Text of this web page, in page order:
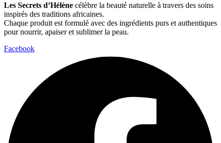
Les Secrets d’Hélène célèbre la beauté naturelle à travers des soins
inspirés des traditions africaines.
Chaque produit est formulé avec des ingrédients purs et authentiques
pour nourrir, apaiser et sublimer la peau.
Facebook